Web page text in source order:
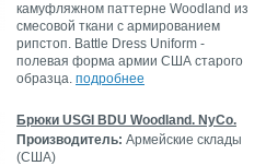
камуфляжном паттерне Woodland из
смесовой ткани с армированием
рипстоп. Battle Dress Uniform -
полевая форма армии США старого
образца. подробнее
Брюки USGI BDU Woodland. NyCo.
Производитель: Армейские склады
(США)